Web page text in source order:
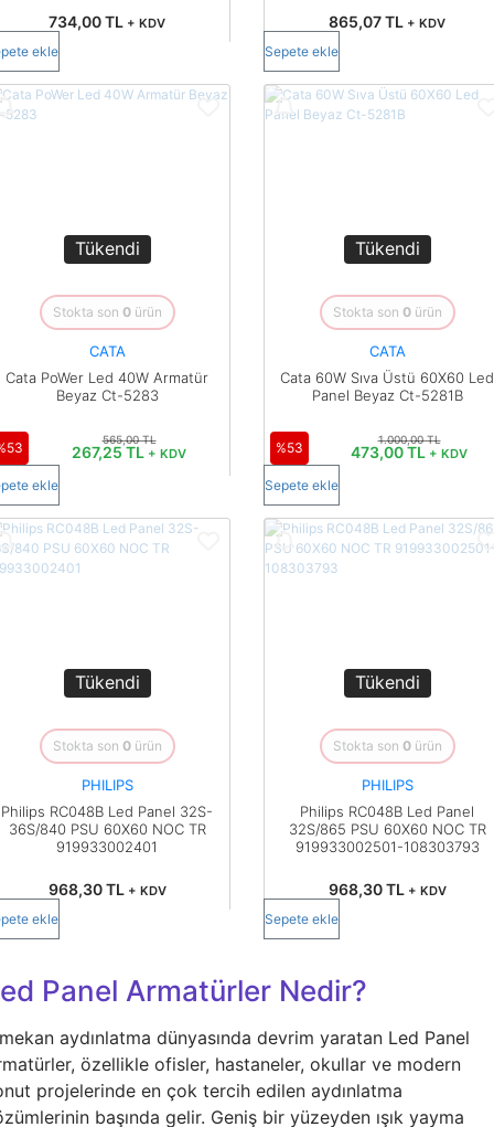
734,00 TL + KDV
ekle
865,07 TL + KDV
Sepete ekle
Tükendi
Stokta son 0ürün
CATA
Cata PoWer Led 40W Armatür
Beyaz Ct-5283
565,00 TL
267,25 TL + KDV
ekle
Tükendi
Stokta son 0ürün
CATA
Cata 60W Sıva Üstü 60X60 Led
Panel Beyaz Ct-5281B
%53 1.000,00 TL
473,00 TL + KDV
Sepete ekle
Tükendi
Stokta son 0ürün
PHILIPS
Philips RC048B Led Panel 32S-
36S/840 PSU 60X60 NOC TR
919933002401
968,30 TL + KDV
ekle
Tükendi
Stokta son 0ürün
PHILIPS
Philips RC048B Led Panel
32S/865 PSU 60X60 NOC TR
919933002501-108303793
968,30 TL + KDV
Sepete ekle
Panel Armatürler Nedir?
aydınlatma dünyasında devrim yaratan Led Panel
özellikle ofisler, hastaneler, okullar ve modern
projelerinde en çok tercih edilen aydınlatma
başında gelir. Geniş bir yüzeyden ışık yayma